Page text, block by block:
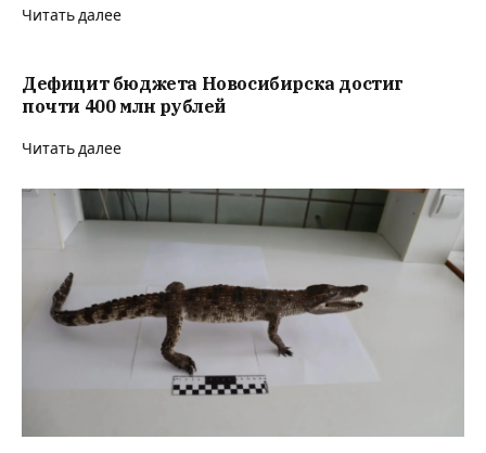
Читать далее
Дефицит бюджета Новосибирска достиг
почти 400 млн рублей
Читать далее